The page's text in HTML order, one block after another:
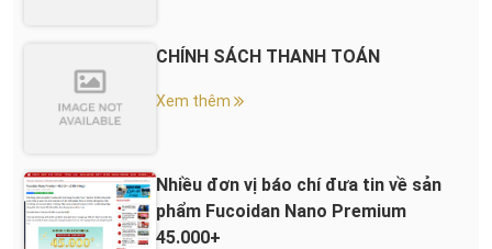
CHÍNH SÁCH THANH TOÁN
Xem thêm
Nhiều đơn vị báo chí đưa tin về sản
phẩm Fucoidan Nano Premium
45.000+